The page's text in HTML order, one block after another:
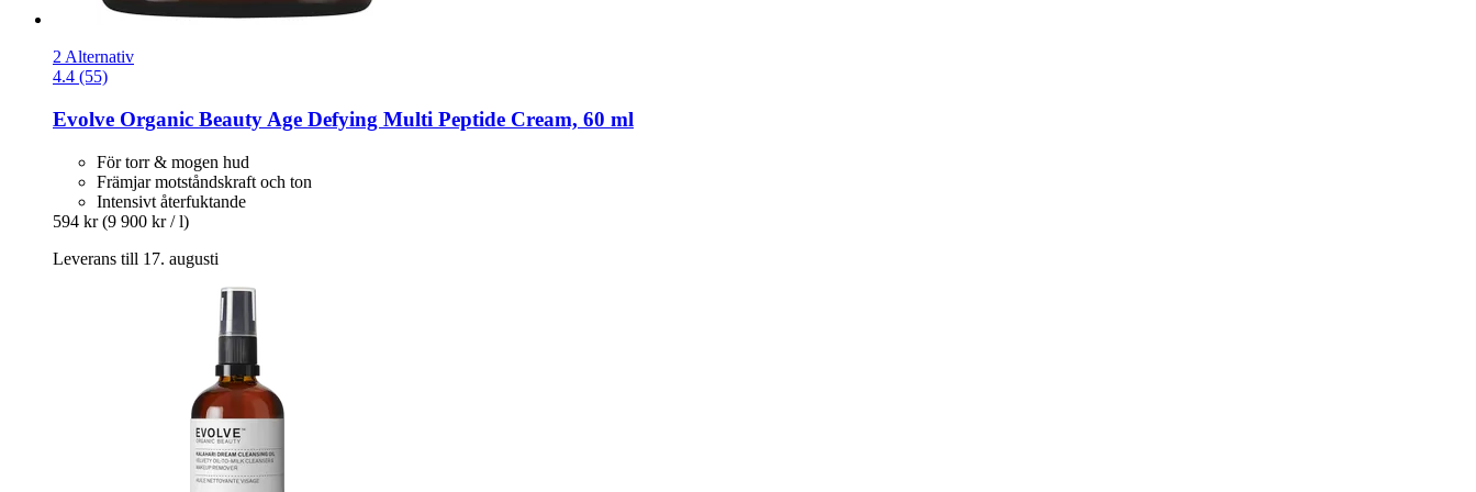
2 Alternativ
4.4 (55)
Evolve Organic Beauty Age Defying Multi Peptide Cream, 60 ml
För torr & mogen hud
Främjar motståndskraft och ton
Intensivt återfuktande
594 kr (9 900 kr / l)
Leverans till 17. augusti